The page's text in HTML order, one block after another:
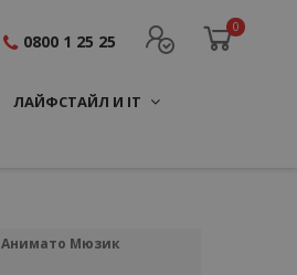
0
0800 1 25 25
ЛАЙФСТАЙЛ И IT
Анимато Мюзик